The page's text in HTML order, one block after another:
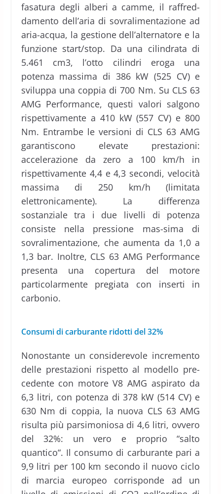
fasatura degli alberi a camme, il raffred-
damento dell’aria di sovralimentazione ad
aria-acqua, la gestione dell’alternatore e la
funzione start/stop. Da una cilindrata di
5.461 cm3, l’otto cilindri eroga una
potenza massima di 386 kW (525 CV) e
sviluppa una coppia di 700 Nm. Su CLS 63
AMG Performance, questi valori salgono
rispettivamente a 410 kW (557 CV) e 800
Nm. Entrambe le versioni di CLS 63 AMG
garantiscono elevate prestazioni:
accelerazione da zero a 100 km/h in
rispettivamente 4,4 e 4,3 secondi, velocità
massima di 250 km/h (limitata
elettronicamente). La differenza
sostanziale tra i due livelli di potenza
consiste nella pressione mas-sima di
sovralimentazione, che aumenta da 1,0 a
1,3 bar. Inoltre, CLS 63 AMG Performance
presenta una copertura del motore
particolarmente pregiata con inserti in
carbonio.
Consumi di carburante ridotti del 32%
Nonostante un considerevole incremento
delle prestazioni rispetto al modello pre-
cedente con motore V8 AMG aspirato da
6,3 litri, con potenza di 378 kW (514 CV) e
630 Nm di coppia, la nuova CLS 63 AMG
risulta più parsimoniosa di 4,6 litri, ovvero
del 32%: un vero e proprio “salto
quantico“. Il consumo di carburante pari a
9,9 litri per 100 km secondo il nuovo ciclo
di marcia europeo corrisponde ad un